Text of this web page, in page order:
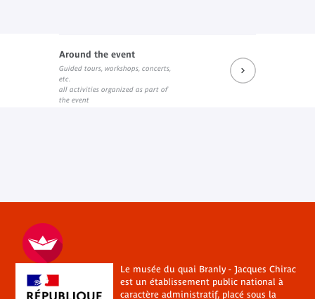
Around the event
Guided tours, workshops, concerts,
etc.
all activities organized as part of
the event
Le musée du quai Branly - Jacques Chirac
est un établissement public national à
caractère administratif, placé sous la